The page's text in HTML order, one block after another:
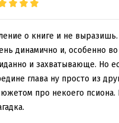
о книге и не
динамично и, особенно
и захватывающе. Но
глава ну просто из
про некоего псиона.